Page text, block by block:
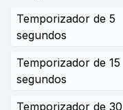
Temporizador de 5
segundos
Temporizador de 15
segundos
Temporizador de 30